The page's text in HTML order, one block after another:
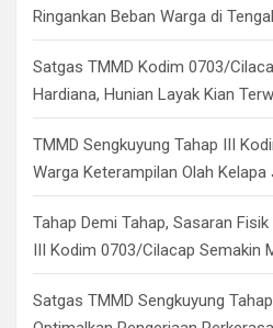
Ringankan Beban Warga di
Satgas TMMD Kodim 0703/
Hardiana, Hunian Layak Kian
TMMD Sengkuyung Tahap III
Warga Keterampilan Olah
Tahap Demi Tahap, Sasaran
III Kodim 0703/Cilacap Semakin
Satgas TMMD Sengkuyung